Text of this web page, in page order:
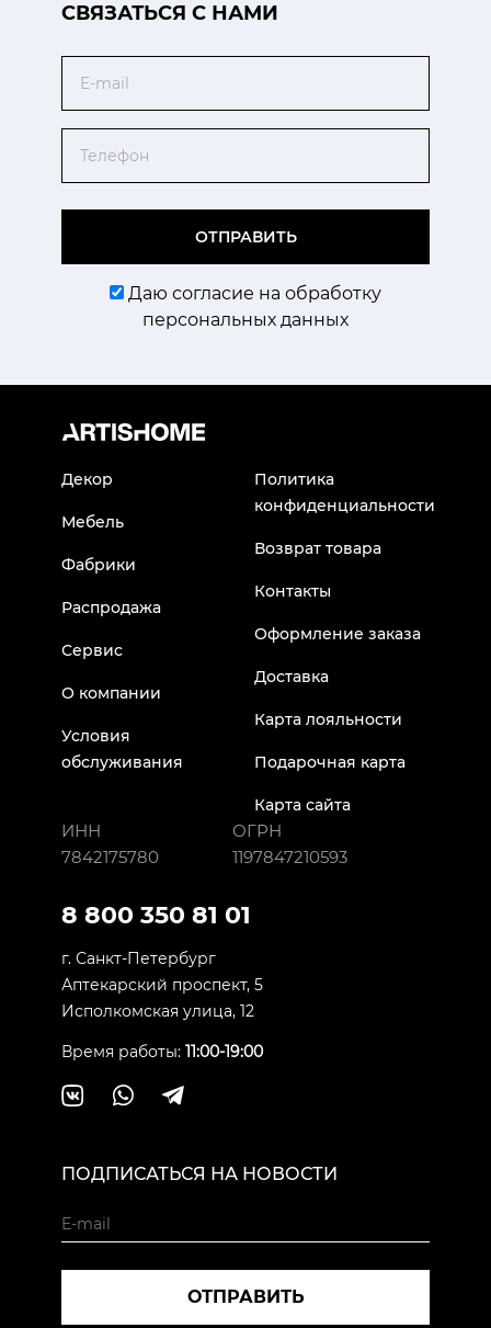
CВЯЗАТЬСЯ С НАМИ
ОТПРАВИТЬ
Даю согласие на обработку
персональных данных
Декор
Мебель
Фабрики
Распродажа
Сервис
О компании
Условия
обслуживания
Политика
конфиденциальности
Возврат товара
Контакты
Оформление заказа
Доставка
Карта лояльности
Подарочная карта
Карта сайта
ИНН
7842175780
ОГРН
1197847210593
8 800 350 81 01
г. Санкт-Петербург
Аптекарский проспект, 5
Исполкомская улица, 12
Время работы: 11:00-19:00
ПОДПИСАТЬСЯ НА НОВОСТИ
ОТПРАВИТЬ